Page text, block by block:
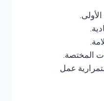
المختصة.
عمل